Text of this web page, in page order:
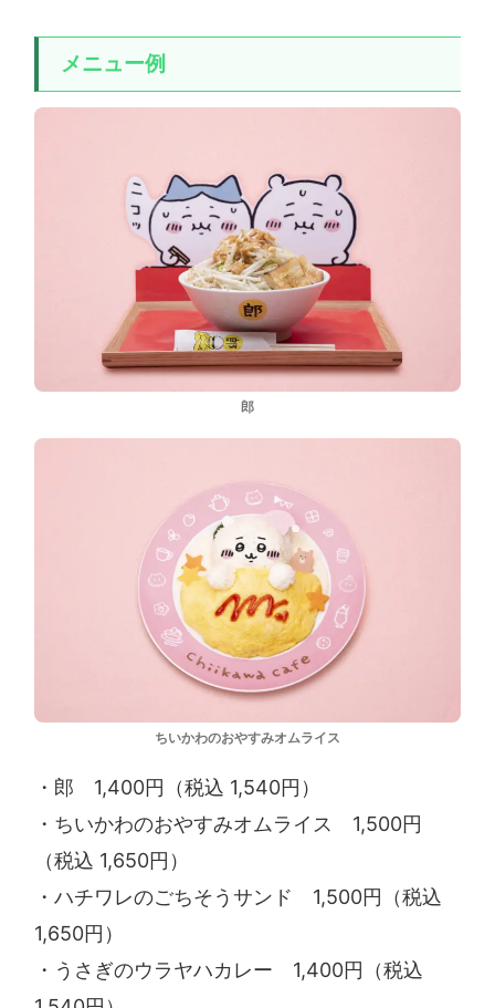
メニュー例
郎
ちいかわのおやすみオムライス
・郎 1,400円（税込 1,540円）
・ちいかわのおやすみオムライス 1,500円
（税込 1,650円）
・ハチワレのごちそうサンド 1,500円（税込
1,650円）
・うさぎのウラヤハカレー 1,400円（税込